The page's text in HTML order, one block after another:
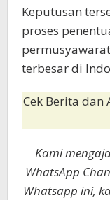
Keputusan
proses
terbesar di
Cek Berita dan
Kami
WhatsApp
Whatsapp ini,